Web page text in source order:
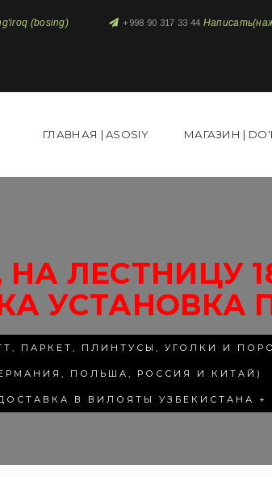
(bosing) +998 90 317 33 44
ГЛАВНАЯ | ASOSIY МАГАЗИН |
ЛЕСТНИЦУ
УСТАНОВКА
ПАРКЕТ, ПЛИНТУСЫ, УГОЛКИ И
ПОЛЬША, РОССИЯ И КИТАЙ)
В ВИЛОЯТЫ УЗБЕКИСТАНА +